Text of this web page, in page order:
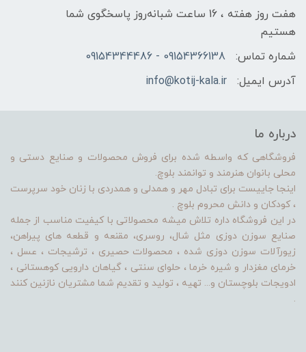
هفت روز هفته ، 16 ساعت شبانه‌روز پاسخگوی شما
هستیم
شماره تماس:
09154366138 - 09154344486
آدرس ایمیل:
info@kotij-kala.ir
درباره ما
فروشگاهی که واسطه شده برای فروش محصولات و صنایع دستی و
محلی بانوان هنرمند و توانمند بلوچ.
اینجا جاییست برای تبادل مهر و همدلی و همدردی با زنان خود سرپرست
، کودکان و دانش محروم بلوچ .
در این فروشگاه داره تلاش میشه محصولاتی با کیفیت مناسب از جمله
صنایع سوزن دوزی مثل شال، روسری، مقنعه و قطعه های پیراهن،
زیورآلات سوزن دوزی شده ، محصولات حصیری ، ترشیجات ، عسل ،
خرمای مغزدار و شیره خرما ، حلوای سنتی ، گیاهان دارویی کوهستانی ،
ادویجات بلوچستان و... تهیه ، تولید و تقدیم شما مشتریان نازنین کنند
.